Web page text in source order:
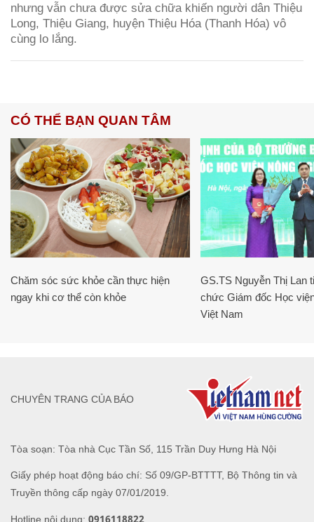
nhưng vẫn chưa được sửa chữa khiến người dân Thiệu
Long, Thiệu Giang, huyện Thiệu Hóa (Thanh Hóa) vô
cùng lo lắng.
CÓ THỂ BẠN QUAN TÂM
Chăm sóc sức khỏe cần thực hiện
ngay khi cơ thể còn khỏe
GS.TS Nguyễn Thị Lan
chức Giám đốc Học
Việt Nam
Tòa soạn: Tòa nhà Cục Tần Số, 115 Trần Duy Hưng Hà Nội
Giấy phép hoạt động báo chí: Số 09/GP-BTTTT, Bộ Thông tin và
Truyền thông cấp ngày 07/01/2019.
Hotline nội dung: 0916118822
CHUYÊN TRANG CỦA BÁO